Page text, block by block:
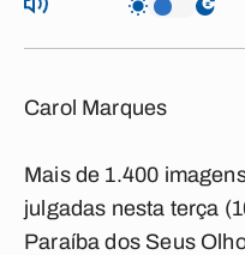
Carol Marques
Mais de 1.400
julgadas nesta terça
Paraíba dos Seus